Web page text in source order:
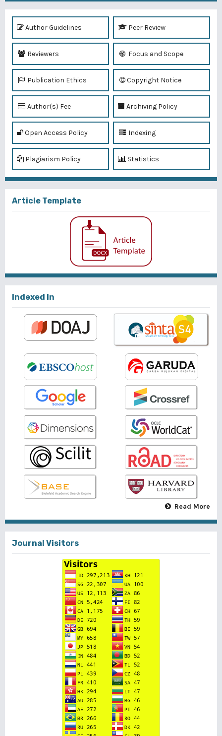
Author Guidelines Peer Review
Reviewers Focus and Scope
Publication Ethics Copyright Notice
Author(s) Fee Archiving Policy
Open Access Policy Indexing
Plagiarism Policy Statistics
Article Template
Indexed In
Read More
Journal Visitors